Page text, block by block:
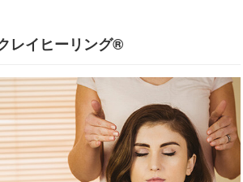
レイヒーリング®